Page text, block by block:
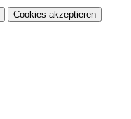
Cookies akzeptieren